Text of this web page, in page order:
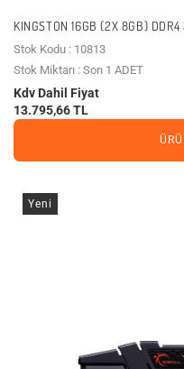
KINGSTON 16GB (2X 8GB)
KF436C17BBK2/16TR
Stok Kodu : 10813
Stok Miktarı : Son 1 ADET
Kdv Dahil Fiyat
13.795,66 TL
Yeni